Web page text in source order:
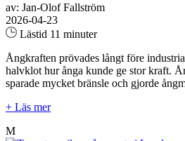
av: Jan-Olof Fallström
2026-04-23
Lästid 11 minuter
Ångkraften prövades långt före
halvklot hur ånga kunde ge stor kraft.
sparade mycket bränsle och gjorde
+ Läs mer
M